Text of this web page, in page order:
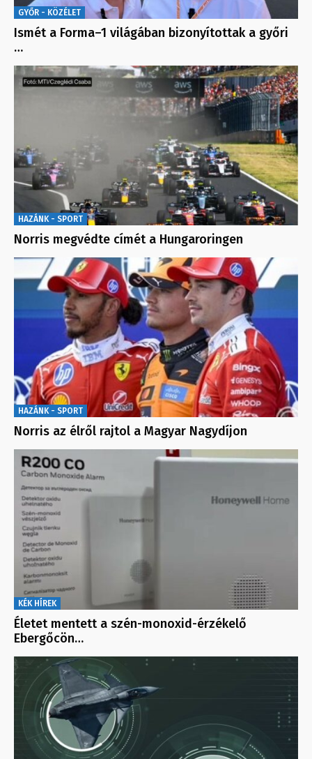
GYŐR - KÖZÉLET
Ismét a Forma–1 világában bizonyítottak a győri
…
HAZÁNK - SPORT
Norris megvédte címét a Hungaroringen
HAZÁNK - SPORT
Norris az élről rajtol a Magyar Nagydíjon
KÉK HÍREK
Életet mentett a szén-monoxid-érzékelő
Ebergőcön…